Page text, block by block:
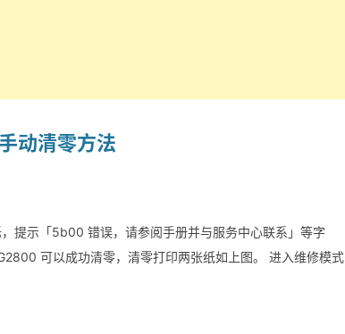
动清零方法
提示「5b00 错误，请参阅手册并与服务中心联系」等字
可以成功清零，清零打印两张纸如上图。 进入维修模式